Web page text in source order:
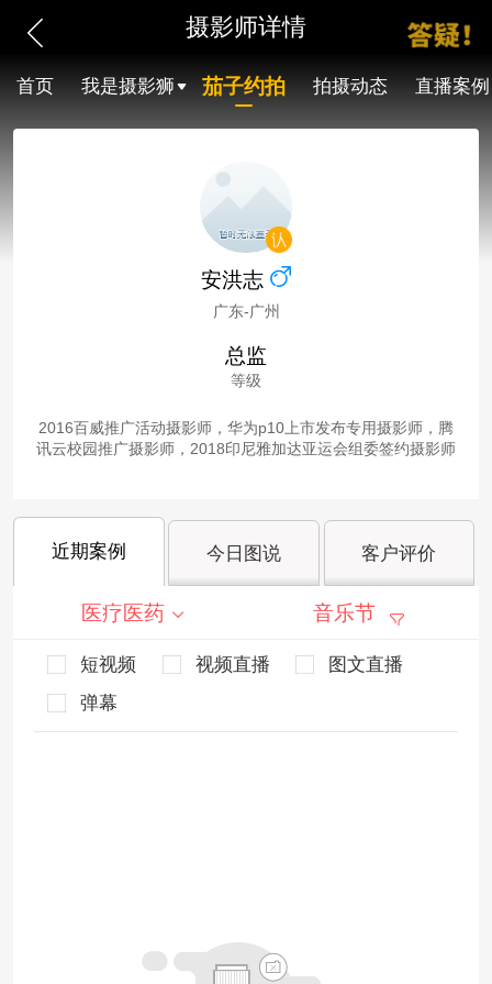
摄影师详情
首页 我是摄影狮 茄子约拍 拍摄动态 直播案例
安洪志
广东-广州
总监
等级
2016百威推广活动摄影师，华为p10上市发布专用摄影师，腾
讯云校园推广摄影师，2018印尼雅加达亚运会组委签约摄影师
近期案例 今日图说 客户评价
医疗医药 音乐节
短视频 视频直播
图文直播
弹幕